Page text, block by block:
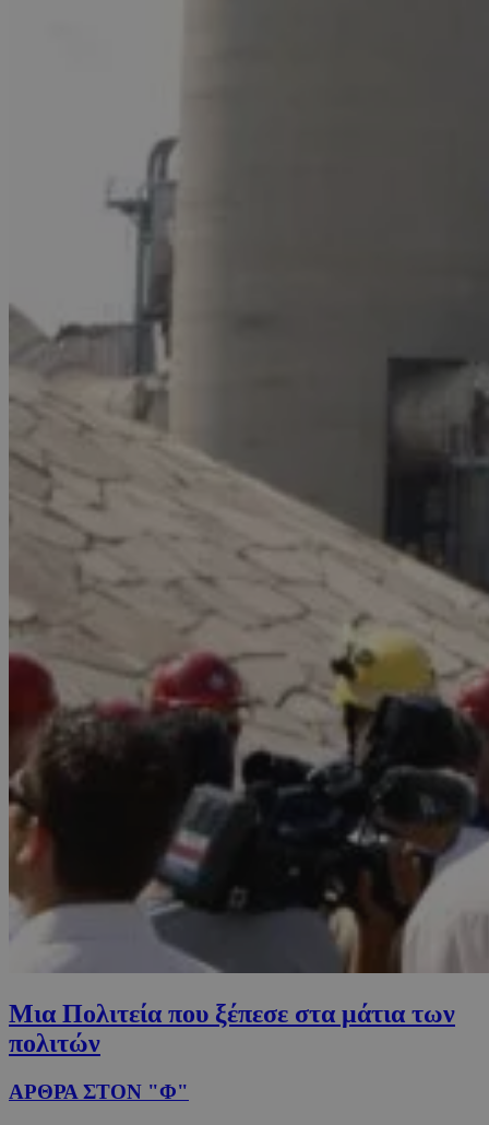
Μια Πολιτεία που ξέπεσε στα μάτια των
πολιτών
ΑΡΘΡΑ ΣΤΟΝ "Φ"